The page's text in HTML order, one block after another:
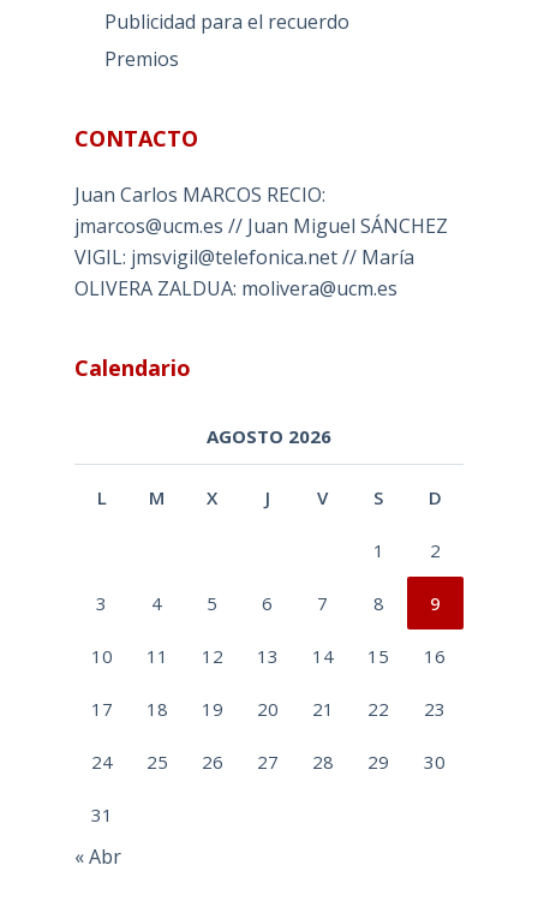
Publicidad para el recuerdo
Premios
CONTACTO
Juan Carlos MARCOS RECIO:
jmarcos@ucm.es // Juan Miguel SÁNCHEZ
VIGIL: jmsvigil@telefonica.net // María
OLIVERA ZALDUA: molivera@ucm.es
Calendario
AGOSTO 2026
L M X J V S D
1 2
3 4 5 6 7 8 9
10 11 12 13 14 15 16
17 18 19 20 21 22 23
24 25 26 27 28 29 30
31
« Abr